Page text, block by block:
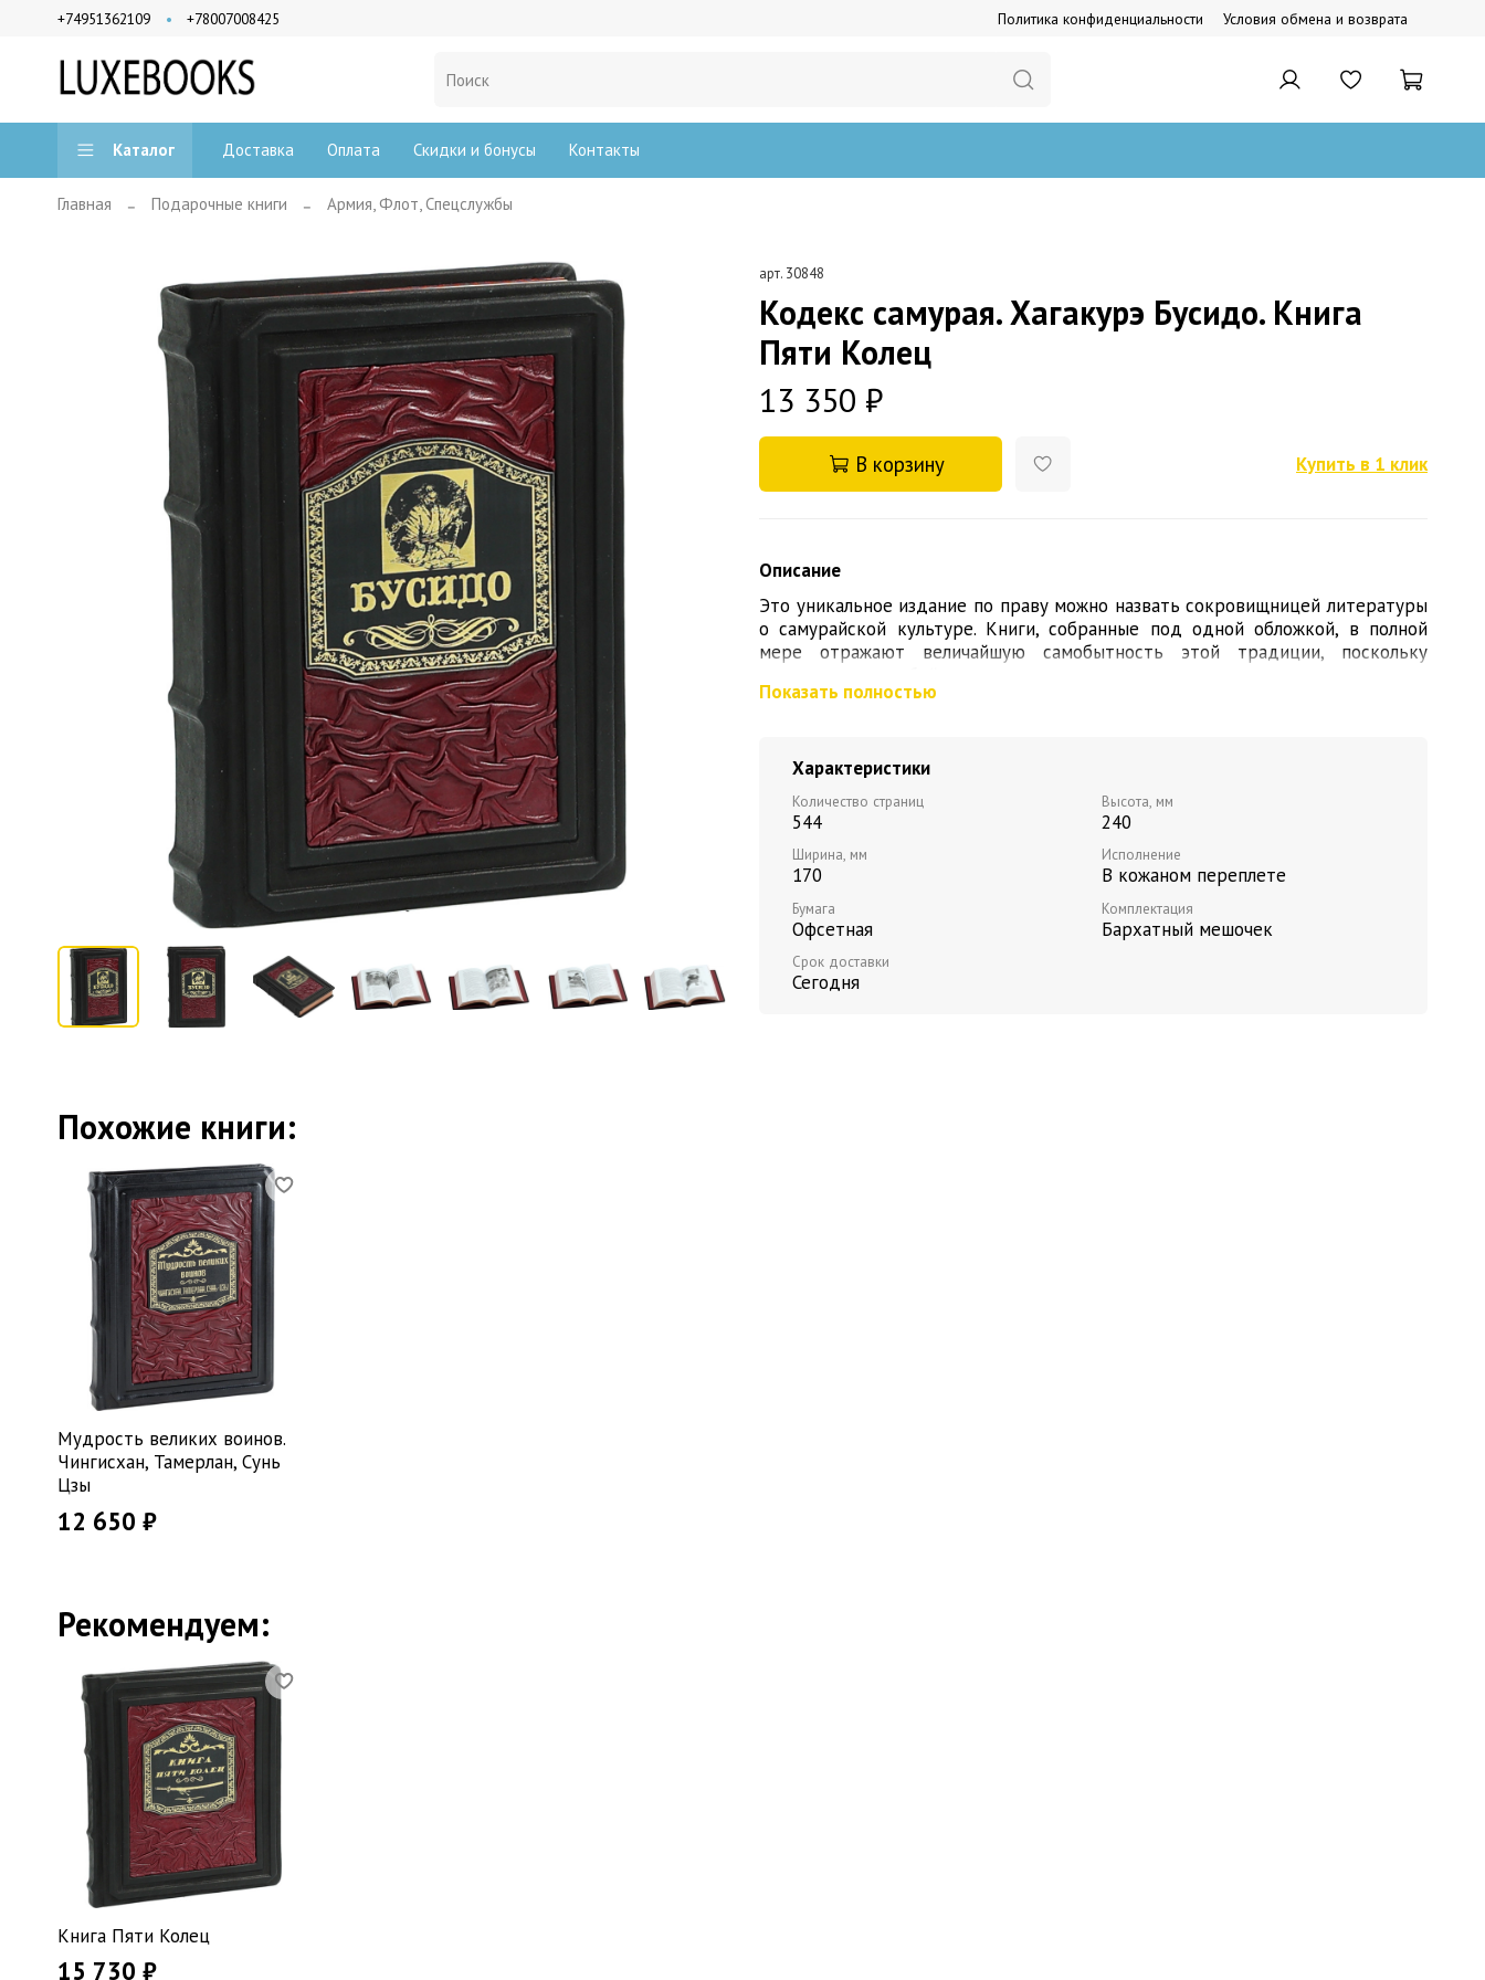
Политика конфиденциальности Условия обмена и возврата
+74951362109 +78007008425
Каталог Доставка Оплата Скидки и бонусы Контакты
Главная Подарочные книги Армия, Флот, Спецслужбы
арт. 30848
Кодекс самурая. Хагакурэ Бусидо. Книга
Пяти Колец
13 350 ₽
В корзину Купить в 1 клик
Описание
Это уникальное издание по праву можно назвать сокровищницей литературы
о самурайской культуре. Книги, собранные под одной обложкой, в полной
мере отражают величайшую самобытность этой традиции, поскольку
меча. Каков нравственный облик идеального воина, как жили, служили и
самурая. Хагакурэ Бусидо. Книга Пяти Колец".
Исполнение: переплет из натуральной кожи, металл: черненая латунь, ручная
работа, тонированный обрез
Показать полностью
Характеристики
Количество страниц
544
Высота, мм
240
Ширина, мм
170
Исполнение
В кожаном переплете
Бумага
Офсетная
Комплектация
Бархатный мешочек
Срок доставки
Сегодня
Похожие книги:
Мудрость великих воинов.
Чингисхан, Тамерлан, Сунь
Цзы
12 650 ₽
Рекомендуем:
Книга Пяти Колец
15 730 ₽